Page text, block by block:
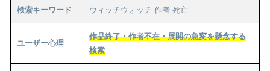
検索キーワード ウィッチウォッチ 作者 死亡
ユーザー心理
作品終了・作者不在・展開の急変を懸念する
検索